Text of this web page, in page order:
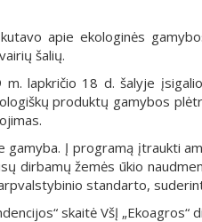
apie ekologinės
šalių.
lapkričio 18 d. šalyje
produktų gamybos
Į programą įtraukti
dirbamų žemės ūkio
standarto,
skaitė VšĮ „Ekoagros“